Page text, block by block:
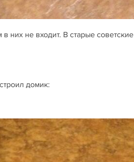
них не входит. В старые советские
домик: